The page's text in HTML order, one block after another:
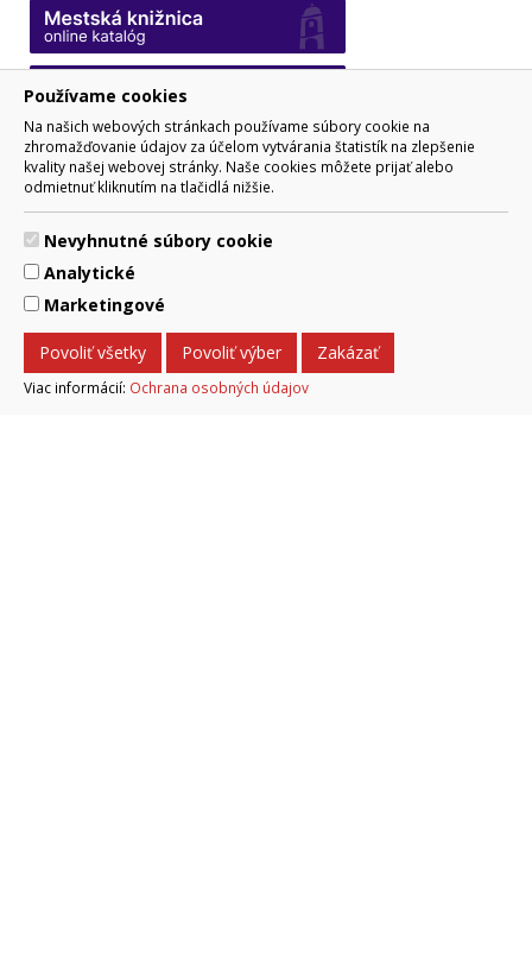
Používame cookies
Na našich webových stránkach používame súbory cookie na
zhromažďovanie údajov za účelom vytvárania štatistík na zlepšenie
kvality našej webovej stránky. Naše cookies môžete prijať alebo
odmietnuť kliknutím na tlačidlá nižšie.
Nevyhnutné súbory cookie
Analytické
Marketingové
Povoliť všetky Povoliť výber Zakázať
Viac informácií: Ochrana osobných údajov